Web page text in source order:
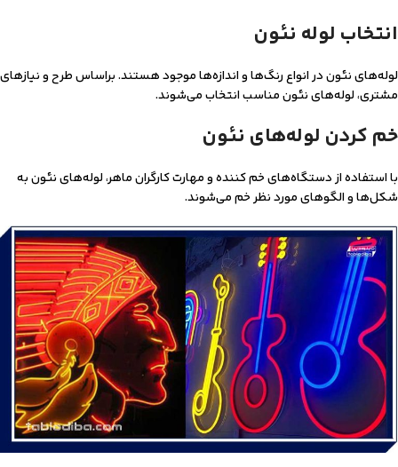
انتخاب لوله نئون
لوله‌های نئون در انواع رنگ‌ها و اندازه‌ها موجود هستند. براساس طرح و نیازهای
مشتری، لوله‌های نئون مناسب انتخاب می‌شوند.
خم کردن لوله‌های نئون
با استفاده از دستگاه‌های خم کننده و مهارت کارگران ماهر، لوله‌های نئون به
شکل‌ها و الگوهای مورد نظر خم می‌شوند.